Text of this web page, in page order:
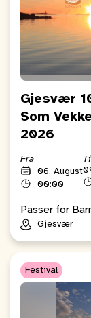
Gjesvær
Som
2026
Fra
06. August
00:00
Passer for
Gjesvær
Festival